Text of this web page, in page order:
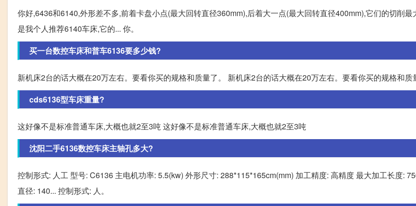
你好,6436和6140,外形差不多,前着卡盘小点(最大回转直径360mm),后着大一点(最大回转直径400mm),它们的切削最
是我个人推荐6140车床,它的... 你。
买一台数控车床和普车6136要多少钱?
新机床2台的话大概在20万左右。要看你买的规格和质量了。 新机床2台的话大概在20万左右。要看你买的规格和质
cds6136型车床重量?
这好像不是标准普通车床,大概也就2至3吨 这好像不是标准普通车床,大概也就2至3吨
沈阳二手6136数控车床主轴孔多大?
控制形式: 人工 型号: C6136 主电机功率: 5.5(kw) 外形尺寸: 288*115*165cm(mm) 加工精度: 高精度 最大加工长度:
直径: 140... 控制形式: 人。